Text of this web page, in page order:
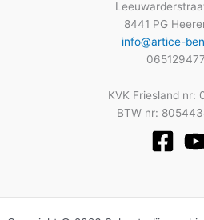
8441 PG
info@artice-
KVK Friesland nr:
BTW nr: